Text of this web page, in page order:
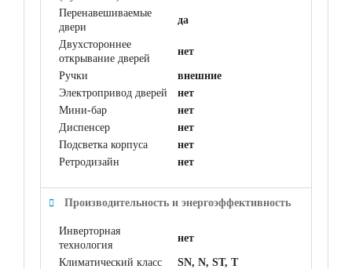
Перенавешиваемые
двери
да
Двухстороннее
открывание дверей
нет
Ручки
внешние
Электропривод дверей
нет
Мини-бар
нет
Диспенсер
нет
Подсветка корпуса
нет
Ретродизайн
нет
Производительность и энергоэффективность
Инверторная
технология
нет
Климатический класс
SN, N, ST, T